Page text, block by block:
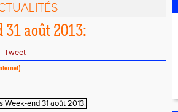
août 2013:
Tweet